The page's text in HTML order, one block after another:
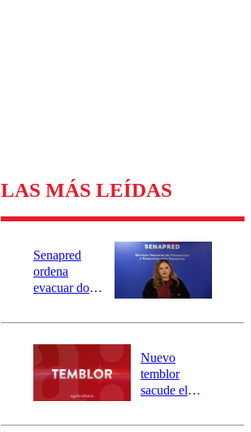
LAS MÁS LEÍDAS
Senapred
ordena
evacuar dos
Carahue por
río Damas:
activa
mensajería
SAE
Nuevo
temblor
sacude el
revisa la